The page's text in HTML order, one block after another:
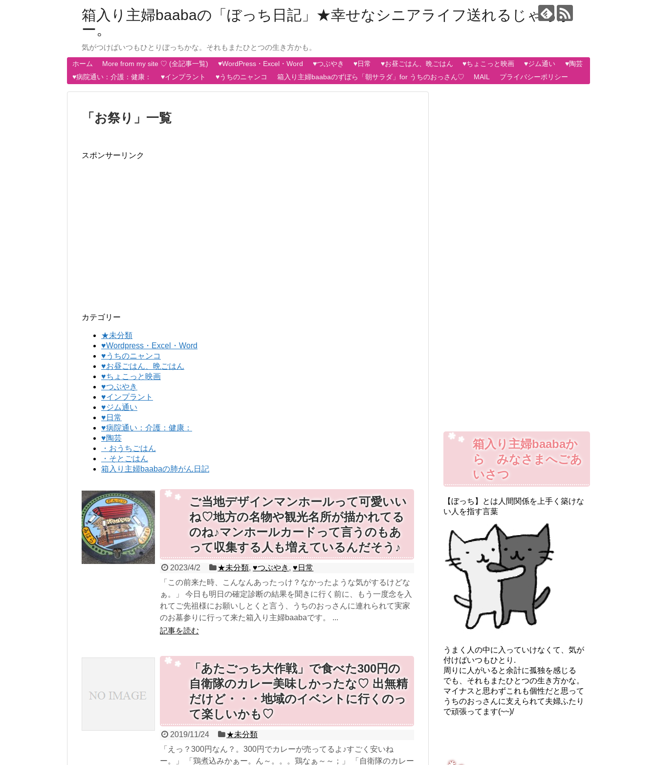
箱入り主婦baabaの「ぼっち日記」★幸せなシニアライフ送れるじゃろか
ー。
気がつけばいつもひとりぼっちかな。それもまたひとつの生き方かも。
ホーム More from my site ♡ (全記事一覧) ♥WordPress・Excel・Word ♥つぶやき ♥日常 ♥お昼ごはん、晩ごはん ♥ちょこっと映画 ♥ジム通い
♥陶芸
♥病院通い：介護：健康：
♥インプラント ♥うちのニャンコ 箱入り主婦baabaのずぼら「朝サラダ」for うちのおっさん♡ MAIL プライバシーポリシー
「 お祭り 」 一覧
スポンサーリンク
カテゴリー
★未分類
♥Wordpress・Excel・Word
♥うちのニャンコ
♥お昼ごはん、晩ごはん
♥ちょこっと映画
♥つぶやき
♥インプラント
♥ジム通い
♥日常
♥病院通い：介護：健康：
♥陶芸
・おうちごはん
・そとごはん
箱入り主婦baabaの肺がん日記
ご当地デザインマンホールって可愛いい
ね♡地方の名物や観光名所が描かれてる
のね♪マンホールカードって言うのもあ
って収集する人も増えているんだそう♪
2023/4/2 ★未分類,♥つぶやき ,♥日常
「この前来た時、こんなんあったっけ？なかったような気がするけどな
ぁ。」 今日も明日の確定診断の結果を聞きに行く前に、もう一度念を入
れてご先祖様にお願いしとくと言う、うちのおっさんに連れられて実家
のお墓参りに行って来た箱入り主婦baabaです。 ...
記事を読む
「あたごっち大作戦」で食べた300円の
自衛隊のカレー美味しかったな♡ 出無精
だけど・・・地域のイベントに行くのっ
て楽しいかも♡
2019/11/24
★未分類
「えっ？300円なん？。300円でカレーが売ってるよ♪すごく安いね
ー。」 「鶏煮込みかぁー。ん～。。。鶏なぁ～～；」 「自衛隊のカレー
箱入り主婦baabaか
ら みなさまへごあ
いさつ
【ぼっち】とは人間関係を上手く築けな
い人を指す言葉
うまく人の中に入っていけなくて、気が
付けばいつもひとり.
周りに人がいると余計に孤独を感じる
でも、それもまたひとつの生き方かな。
マイナスと思わずこれも個性だと思って
うちのおっさんに支えられて夫婦ふたり
で頑張ってます(~~)/